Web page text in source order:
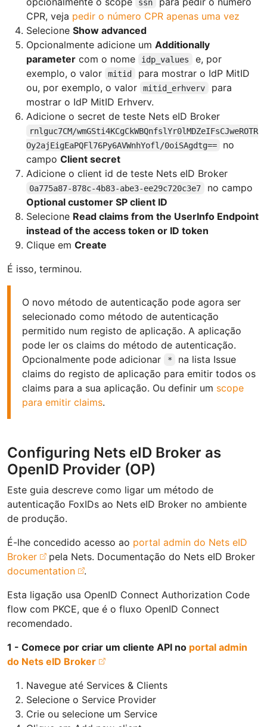
ssn
CPR, veja pedir o número CPR apenas uma vez
Selecione Show advanced
Opcionalmente adicione um Additionally
parameter com o nome idp_values
e, por
exemplo, o valor
mitid
para mostrar o IdP MitID
ou, por exemplo, o valor
mitid_erhverv
para
mostrar o IdP MitID Erhverv.
Adicione o secret de teste Nets eID Broker
rnlguc7CM/wmGSti4KCgCkWBQnfslYr0lMDZeIFsCJweROTR
Oy2ajEigEaPQFl76Py6AVWnhYofl/0oiSAgdtg==
no
campo Client secret
Adicione o client id de teste Nets eID Broker
0a775a87-878c-4b83-abe3-ee29c720c3e7
no campo
Optional customer SP client ID
Selecione Read claims from the UserInfo Endpoint
instead of the access token or ID token
Clique em Create
É isso, terminou.
O novo método de autenticação pode agora ser
selecionado como método de autenticação
permitido num registo de aplicação. A aplicação
pode ler os claims do método de autenticação.
Opcionalmente pode adicionar
*
na lista Issue
claims do registo de aplicação para emitir todos os
claims para a sua aplicação. Ou definir um scope
para emitir claims.
Configuring Nets eID Broker as
OpenID Provider (OP)
Este guia descreve como ligar um método de
autenticação FoxIDs ao Nets eID Broker no ambiente
de produção.
É-lhe concedido acesso ao portal admin do Nets eID
Broker
pela Nets. Documentação do Nets eID Broker
documentation
.
Esta ligação usa OpenID Connect Authorization Code
flow com PKCE, que é o fluxo OpenID Connect
recomendado.
1 - Comece por criar um cliente API no portal admin
do Nets eID Broker
Navegue até Services & Clients
Selecione o Service Provider
Crie ou selecione um Service